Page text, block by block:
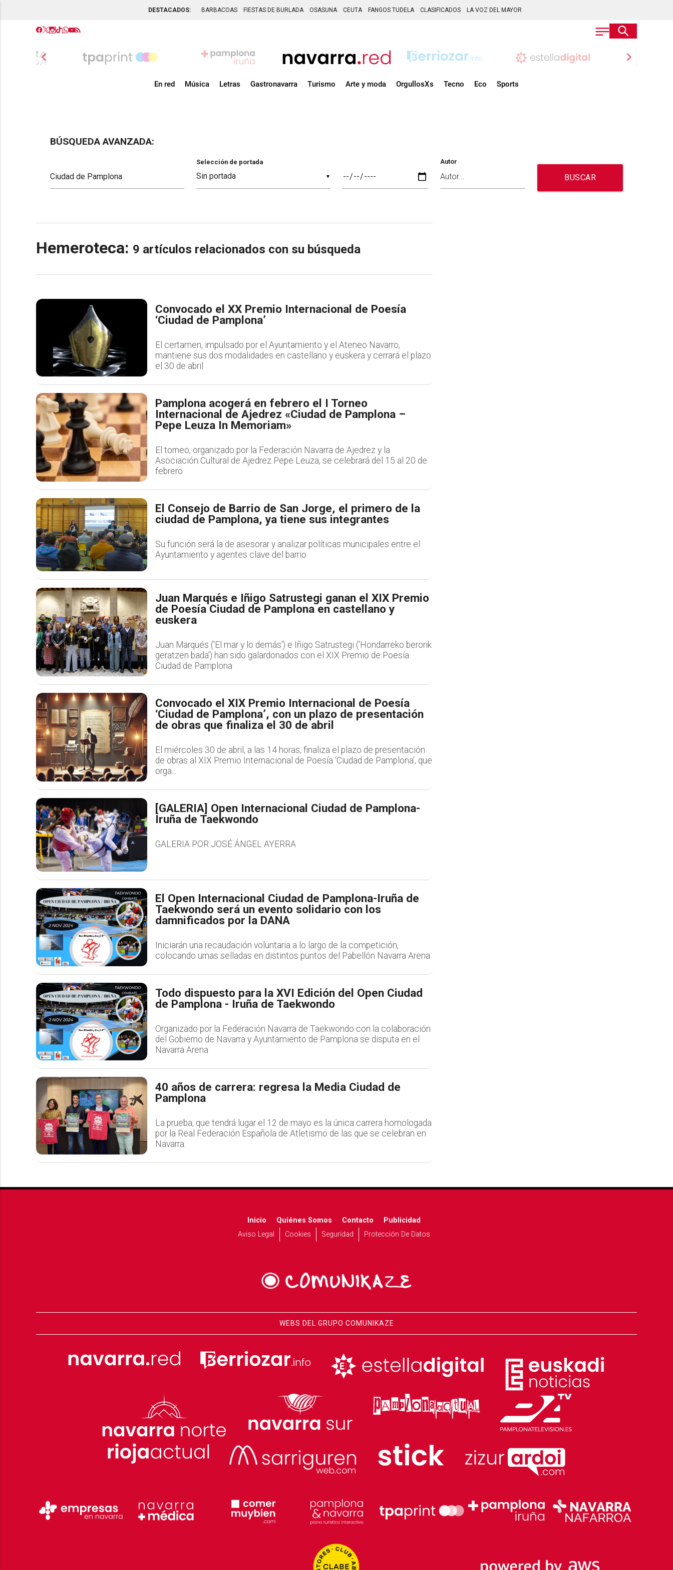
DESTACADOS: BARBACOAS FIESTAS DE BURLADA OSASUNA CEUTA FANGOS TUDELA CLASIFICADOS LA VOZ DEL MAYOR
chevron_left chevron_right
En red Música Letras Gastronavarra Turismo Arte y moda OrgullosXs Tecno Eco Sports
BÚSQUEDA AVANZADA:
▼
Selección de portada Autor
BUSCAR
Hemeroteca: 9 artículos relacionados con su búsqueda
Convocado el XX Premio Internacional de Poesía
‘Ciudad de Pamplona’
El certamen, impulsado por el Ayuntamiento y el Ateneo Navarro,
mantiene sus dos modalidades en castellano y euskera y cerrará el plazo
el 30 de abril
Pamplona acogerá en febrero el I Torneo
Internacional de Ajedrez «Ciudad de Pamplona –
Pepe Leuza In Memoriam»
El torneo, organizado por la Federación Navarra de Ajedrez y la
Asociación Cultural de Ajedrez Pepe Leuza, se celebrará del 15 al 20 de
febrero
El Consejo de Barrio de San Jorge, el primero de la
ciudad de Pamplona, ya tiene sus integrantes
Su función será la de asesorar y analizar políticas municipales entre el
Ayuntamiento y agentes clave del barrio
Juan Marqués e Iñigo Satrustegi ganan el XIX Premio
de Poesía Ciudad de Pamplona en castellano y
euskera
Juan Marqués ('El mar y lo demás') e Iñigo Satrustegi ('Hondarreko berorik
geratzen bada') han sido galardonados con el XIX Premio de Poesía
Ciudad de Pamplona
Convocado el XIX Premio Internacional de Poesía
‘Ciudad de Pamplona’, con un plazo de presentación
de obras que finaliza el 30 de abril
El miércoles 30 de abril, a las 14 horas, finaliza el plazo de presentación
de obras al XIX Premio Internacional de Poesía ‘Ciudad de Pamplona’, que
orga...
[GALERIA] Open Internacional Ciudad de Pamplona-
Iruña de Taekwondo
GALERIA POR JOSÉ ÁNGEL AYERRA
El Open Internacional Ciudad de Pamplona-Iruña de
Taekwondo será un evento solidario con los
damnificados por la DANA
Iniciarán una recaudación voluntaria a lo largo de la competición,
colocando urnas selladas en distintos puntos del Pabellón Navarra Arena
Todo dispuesto para la XVI Edición del Open Ciudad
de Pamplona - Iruña de Taekwondo
Organizado por la Federación Navarra de Taekwondo con la colaboración
del Gobierno de Navarra y Ayuntamiento de Pamplona se disputa en el
Navarra Arena
40 años de carrera: regresa la Media Ciudad de
Pamplona
La prueba, que tendrá lugar el 12 de mayo es la única carrera homologada
por la Real Federación Española de Atletismo de las que se celebran en
Navarra.
Inicio Quiénes Somos Contacto
Publicidad
Aviso Legal
Cookies Seguridad Protección De Datos
WEBS DEL GRUPO COMUNIKAZE